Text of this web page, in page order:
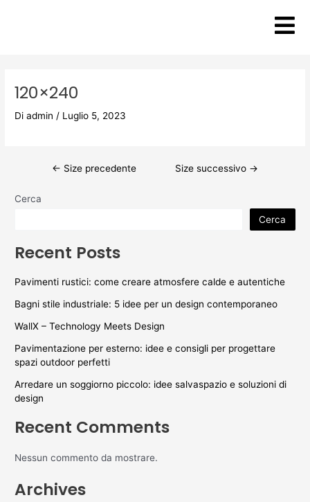
120×240
Diadmin / Luglio 5, 2023
← Size precedente Size successivo →
Cerca
Cerca
Recent Posts
Pavimenti rustici: come creare atmosfere calde e autentiche
Bagni stile industriale: 5 idee per un design contemporaneo
WallX – Technology Meets Design
Pavimentazione per esterno: idee e consigli per progettare
spazi outdoor perfetti
Arredare un soggiorno piccolo: idee salvaspazio e soluzioni di
design
Recent Comments
Nessun commento da mostrare.
Archives